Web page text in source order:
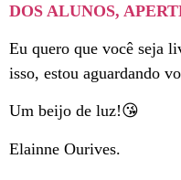
DOS ALUNOS,
Eu quero que você seja
isso, estou aguardando
Um beijo de luz!😘
Elainne Ourives.